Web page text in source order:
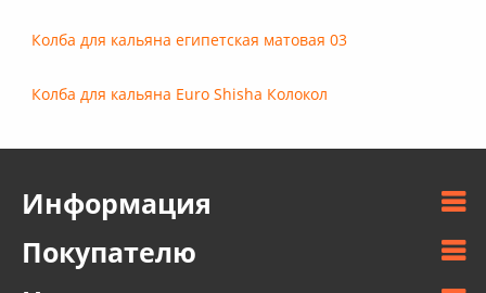
Колба для кальяна египетская матовая 03
Колба для кальяна Euro Shisha Колокол
Информация
Покупателю